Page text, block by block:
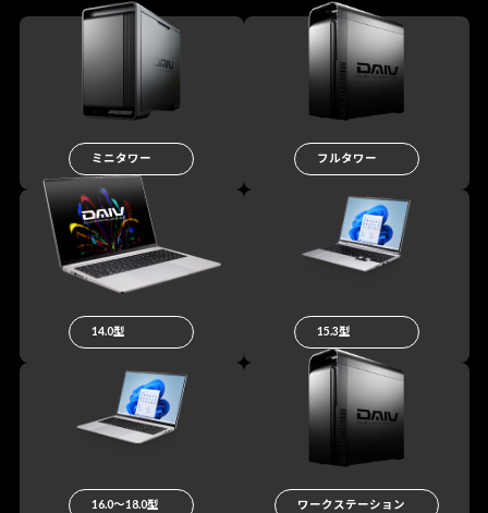
ミニタワー フルタワー
14.0型 15.3型
16.0〜18.0型 ワークステーション